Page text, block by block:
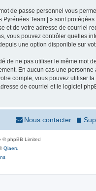
de passe personnel vous
Team | » sont
et de votre adresse de courriel
vous pouvez contrôler quelles
une option disponible sur
de ne pas utiliser le même mot
En aucun cas une
compte, vous pouvez utiliser
de courriel et le logiciel
Nous contacter
© phpBB Limited
Qiaeru